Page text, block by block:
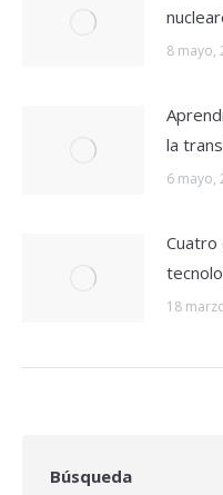
8 mayo,
la
6 mayo,
Cuatro
18
Búsqueda